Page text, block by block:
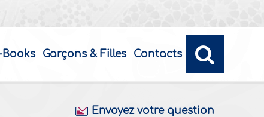
Books Garçons & Filles Contacts
Envoyez votre question